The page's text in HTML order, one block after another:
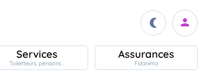
Services
Toiletteurs, pensions ..
Assurances
Fidanimo